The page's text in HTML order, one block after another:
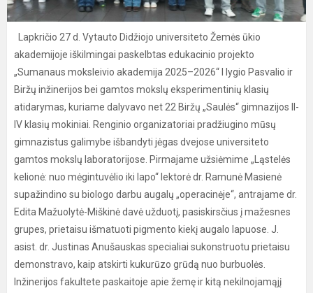
Lapkričio 27 d. Vytauto Didžiojo universiteto Žemės ūkio
akademijoje iškilmingai paskelbtas edukacinio projekto
„Sumanaus moksleivio akademija 2025–2026“ I lygio Pasvalio ir
Biržų inžinerijos bei gamtos mokslų eksperimentinių klasių
atidarymas, kuriame dalyvavo net 22 Biržų „Saulės“ gimnazijos II-
IV klasių mokiniai. Renginio organizatoriai pradžiugino mūsų
gimnazistus galimybe išbandyti jėgas dvejose universiteto
gamtos mokslų laboratorijose. Pirmajame užsiėmime „Ląstelės
kelionė: nuo mėgintuvėlio iki lapo“ lektorė dr. Ramunė Masienė
supažindino su biologo darbu augalų „operacinėje“, antrajame dr.
Edita Mažuolytė-Miškinė davė užduotį, pasiskirsčius į mažesnes
grupes, prietaisu išmatuoti pigmento kiekį augalo lapuose. J.
asist. dr. Justinas Anušauskas specialiai sukonstruotu prietaisu
demonstravo, kaip atskirti kukurūzo grūdą nuo burbuolės.
Inžinerijos fakultete paskaitoje apie žemę ir kitą nekilnojamąjį